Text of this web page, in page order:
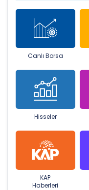
Canlı Borsa
Hisseler
KAP
Haberleri